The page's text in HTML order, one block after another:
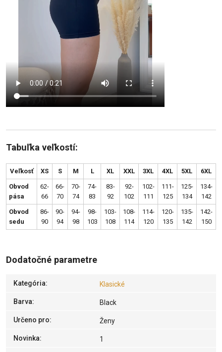
Tabuľka veľkostí:
Veľkosť XS S M L XL XXL 3XL 4XL 5XL 6XL
Obvod
pása
62-
66
66-
70
70-
74
74-
83
83-
92
92-
102
102-
111
111-
125
125-
134
134-
142
Obvod
sedu
86-
90
90-
94
94-
98
98-
103
103-
108
108-
114
114-
120
120-
135
135-
142
142-
150
Dodatočné parametre
Kategória: Klasické
Barva: Black
Určeno pro: Ženy
Novinka: 1